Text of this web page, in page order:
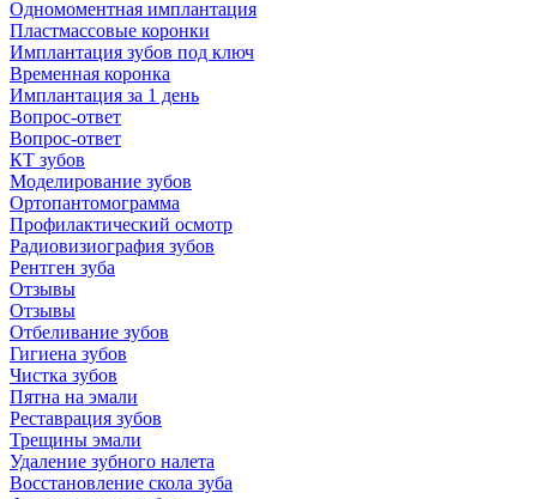
Одномоментная имплантация
Пластмассовые коронки
Имплантация зубов под ключ
Временная коронка
Имплантация за 1 день
Вопрос-ответ
Вопрос-ответ
КТ зубов
Моделирование зубов
Ортопантомограмма
Профилактический осмотр
Радиовизиография зубов
Рентген зуба
Отзывы
Отзывы
Отбеливание зубов
Гигиена зубов
Чистка зубов
Пятна на эмали
Реставрация зубов
Трещины эмали
Удаление зубного налета
Восстановление скола зуба